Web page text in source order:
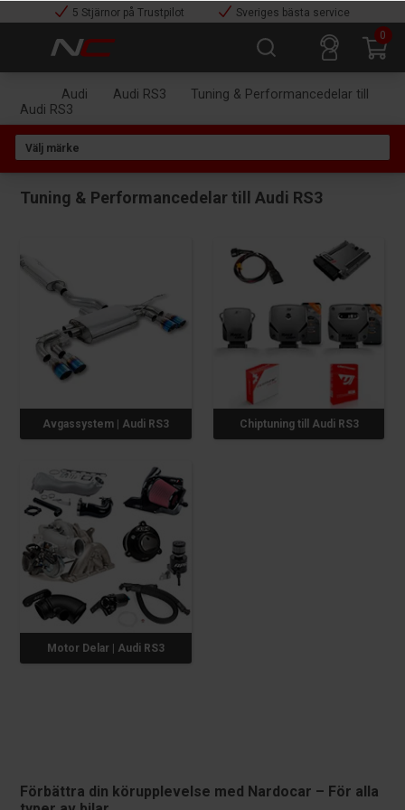
5 Stjärnor på Trustpilot
Sveriges bästa service
0
Audi Audi RS3
Tuning & Performancedelar till
Audi RS3
Tuning & Performancedelar till Audi RS3
Avgassystem | Audi RS3 Chiptuning till Audi RS3
Motor Delar | Audi RS3
Förbättra din körupplevelse med Nardocar – För alla